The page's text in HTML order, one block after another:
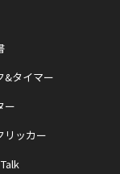
&タイマー
ー
リッカー